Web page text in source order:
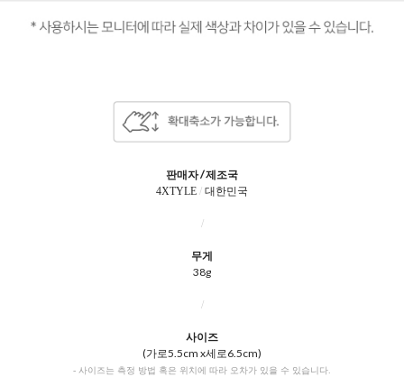
판매자 / 제조국
4XTYLE / 대한민국
/
무게
38g
/
사이즈
(가로5.5cm x세로6.5cm)
- 사이즈는 측정 방법 혹은 위치에 따라 오차가 있을 수 있습니다.